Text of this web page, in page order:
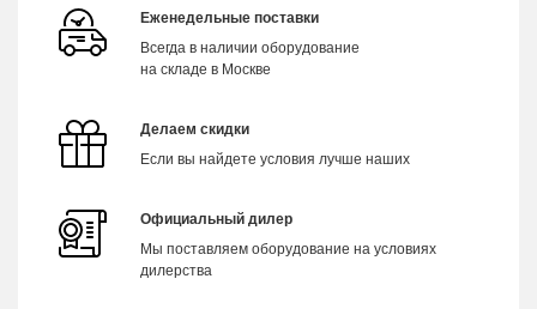
Еженедельные поставки
Всегда в наличии оборудование
на складе в Москве
Делаем скидки
Если вы найдете условия лучше наших
Официальный дилер
Мы поставляем оборудование на условиях
дилерства